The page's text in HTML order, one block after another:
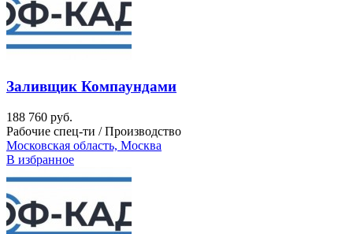
Заливщик Компаундами
188 760 руб.
Рабочие спец-ти / Производство
Московская область, Москва
В избранное